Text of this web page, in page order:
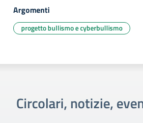
Argomenti
progetto bullismo e cyberbullismo
Circolari, notizie,